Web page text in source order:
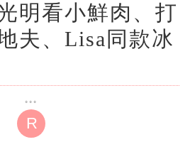
明看小鮮肉、打
夫、Lisa同款冰
R